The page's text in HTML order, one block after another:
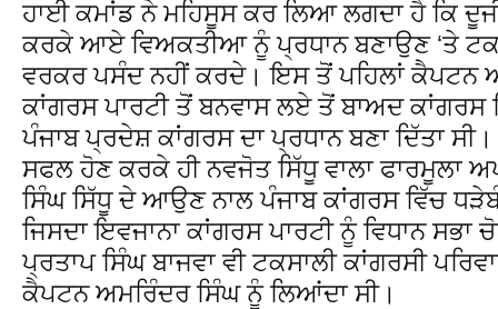
ਹਾਈ ਕਮਾਂਡ ਨੇ ਮਹਿਸੂਸ ਕਰ ਲਿਆ ਲਗਦਾ ਹੈ ਕਿ
ਕਰਕੇ ਆਏ ਵਿਅਕਤੀਆ ਨੂੰ ਪ੍ਰਧਾਨ ਬਣਾਉਣ ‘ਤੇ
ਵਰਕਰ ਪਸੰਦ ਨਹੀਂ ਕਰਦੇ। ਇਸ ਤੋਂ ਪਹਿਲਾਂ ਕੈਪਟਨ
ਕਾਂਗਰਸ ਪਾਰਟੀ ਤੋਂ ਬਨਵਾਸ ਲਏ ਤੋਂ ਬਾਅਦ
ਪੰਜਾਬ ਪ੍ਰਦੇਸ਼ ਕਾਂਗਰਸ ਦਾ ਪ੍ਰਧਾਨ ਬਣਾ ਦਿੱਤਾ
ਸਫਲ ਹੋਣ ਕਰਕੇ ਹੀ ਨਵਜੋਤ ਸਿੱਧੂ ਵਾਲਾ
ਸਿੰਘ ਸਿੱਧੂ ਦੇ ਆਉਣ ਨਾਲ ਪੰਜਾਬ ਕਾਂਗਰਸ ਵਿੱਚ
ਜਿਸਦਾ ਇਵਜਾਨਾ ਕਾਂਗਰਸ ਪਾਰਟੀ ਨੂੰ ਵਿਧਾਨ
ਪ੍ਰਤਾਪ ਸਿੰਘ ਬਾਜਵਾ ਵੀ ਟਕਸਾਲੀ ਕਾਂਗਰਸੀ
ਕੈਪਟਨ ਅਮਰਿੰਦਰ ਸਿੰਘ ਨੂੰ ਲਿਆਂਦਾ ਸੀ।